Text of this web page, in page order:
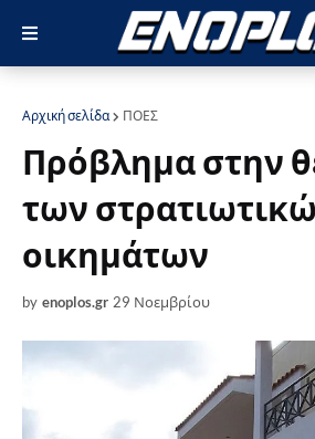
Αρχική σελίδα ΠΟΕΣ
Πρόβλημα στην
των
οικημάτων
by enoplos.gr 29 Νοεμβρίου